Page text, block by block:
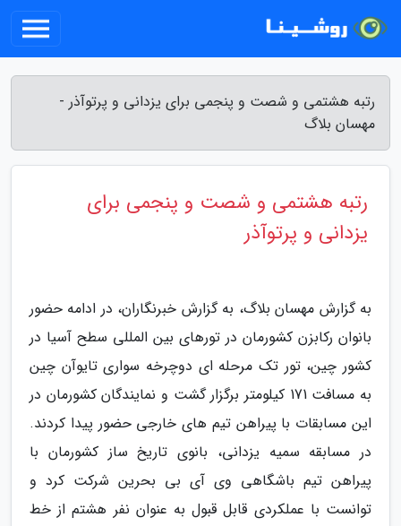
رتبه هشتمی و شصت و پنجمی برای یزدانی و پرتوآذر -
مهسان بلاگ
رتبه هشتمی و شصت و پنجمی برای
یزدانی و پرتوآذر
به گزارش مهسان بلاگ، به گزارش خبرنگاران، در ادامه حضور
بانوان رکابزن کشورمان در تورهای بین المللی سطح آسیا در
کشور چین، تور تک مرحله ای دوچرخه سواری تایوآن چین
به مسافت 171 کیلومتر برگزار گشت و نمایندگان کشورمان در
این مسابقات با پیراهن تیم های خارجی حضور پیدا کردند.
در مسابقه سمیه یزدانی، بانوی تاریخ ساز کشورمان با
پیراهن تیم باشگاهی وی آی بی بحرین شرکت کرد و
توانست با عملکردی قابل قبول به عنوان نفر هشتم از خط